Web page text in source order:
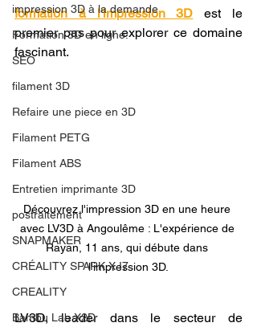
impression 3D à la demande
Formation 3D en ligne.
SEO
filament 3D
Refaire une piece en 3D
Filament PETG
Filament ABS
Entretien imprimante 3D
postraitement
SNAPMAKER
CRÉALITY SPARK X I7
CREALITY
Bambu Lab X2D
formation à l'impression 3D est le
premier pas pour explorer ce domaine
fascinant.
Découvrez l'impression 3D en une heure
avec LV3D à Angoulême : L'expérience de
Rayan, 11 ans, qui débute dans
l'impression 3D.
LV3D, leader dans le secteur de